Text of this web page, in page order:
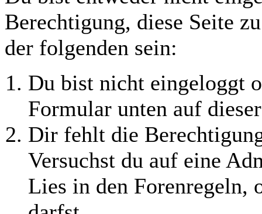
Berechtigung, diese Seite
der folgenden sein:
Du bist nicht eingeloggt
Formular unten auf
Dir fehlt die
Versuchst du auf eine
Lies in den Forenregeln,